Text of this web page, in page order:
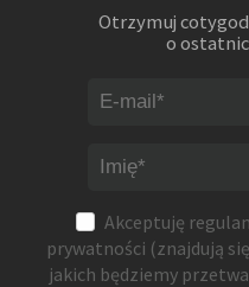
Otrzymuj
o
Akceptuję
prywatności (znajdują
jakich będziemy